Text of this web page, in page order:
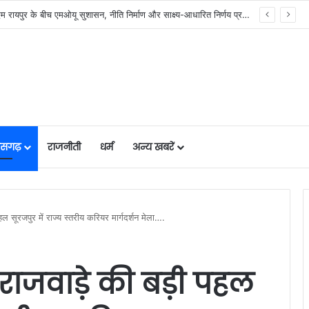
मजबूत हो रही सुविधाओं की नींव: वित्त मंत्री ओपी चौधरी……
राजनीती धर्म अन्य खबरें
सूरजपुर में राज्य स्तरीय करियर मार्गदर्शन मेला….
राजवाड़े की बड़ी पहल